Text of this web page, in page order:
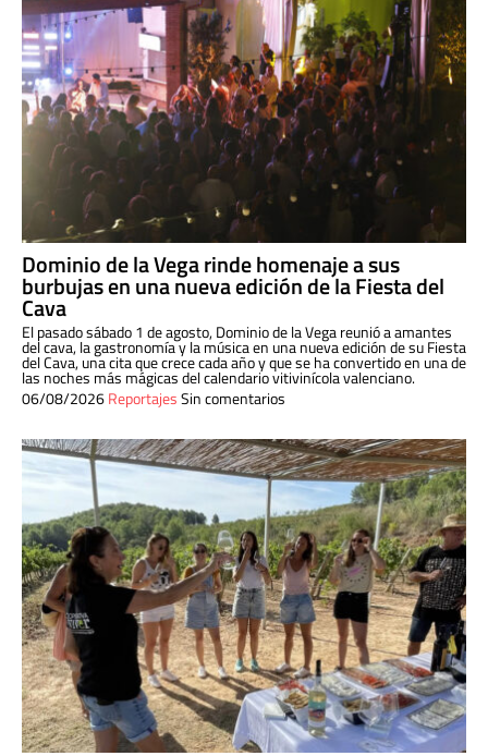
Dominio de la Vega rinde homenaje a sus
burbujas en una nueva edición de la Fiesta del
Cava
El pasado sábado 1 de agosto, Dominio de la Vega reunió a amantes
del cava, la gastronomía y la música en una nueva edición de su Fiesta
del Cava, una cita que crece cada año y que se ha convertido en una de
las noches más mágicas del calendario vitivinícola valenciano.
06/08/2026ReportajesSin comentarios